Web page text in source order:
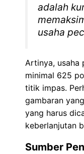
adalah
usaha
Artinya, usaha
minimal 625
titik impas.
gambaran
yang harus
keberlanjutan
Sumber